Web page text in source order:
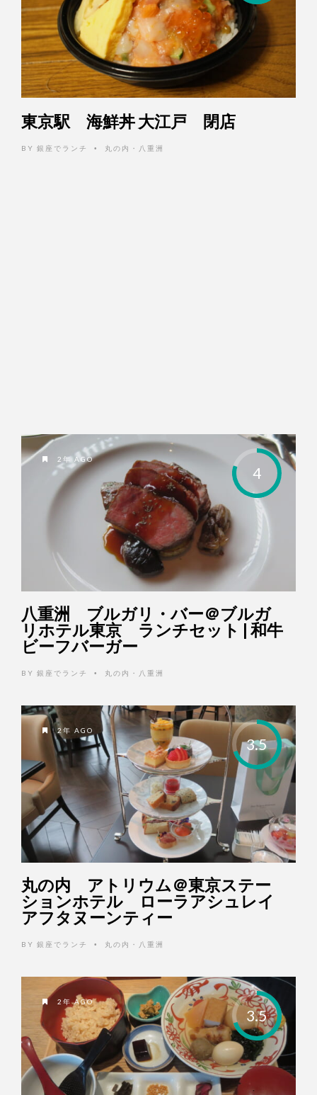
東京駅 海鮮丼 大江戸 閉店
BY 銀座でランチ • 丸の内・八重洲
4
2年 AGO
八重洲 ブルガリ・バー＠ブルガ
リホテル東京 ランチセット | 和牛
ビーフバーガー
BY 銀座でランチ • 丸の内・八重洲
3.5
2年 AGO
丸の内 アトリウム＠東京ステー
ションホテル ローラアシュレイ
アフタヌーンティー
BY 銀座でランチ • 丸の内・八重洲
3.5
2年 AGO